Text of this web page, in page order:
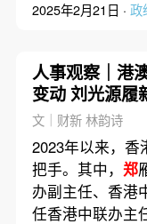
2025年2月21日 · 政
人事观察｜港
变动 刘光源履
副主任
文｜财新 林韵诗
2023年以来，香
把手。其中， 郑
办副主任、香港
任香港中联办主